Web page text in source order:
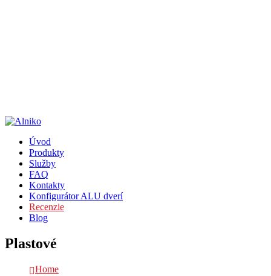
Úvod
Produkty
Služby
FAQ
Kontakty
Konfigurátor ALU dverí
Recenzie
Blog
Plastové
Home